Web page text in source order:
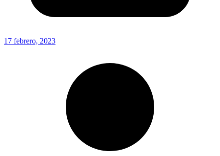
17 febrero, 2023